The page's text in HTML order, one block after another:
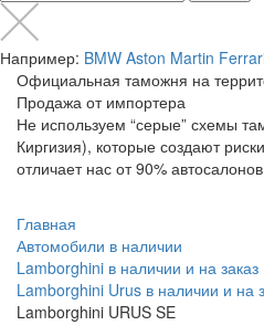
Например: BMW Aston Martin
Официальная таможня на
Продажа от импортера
Не используем “серые” схемы
Киргизия), которые создают
отличает нас от 90%
Главная
Автомобили в наличии
Lamborghini в наличии и на заказ
Lamborghini Urus в наличии и на
Lamborghini URUS SE